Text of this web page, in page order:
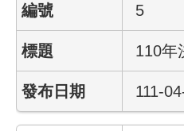
首
頁
English
5
110年
111-